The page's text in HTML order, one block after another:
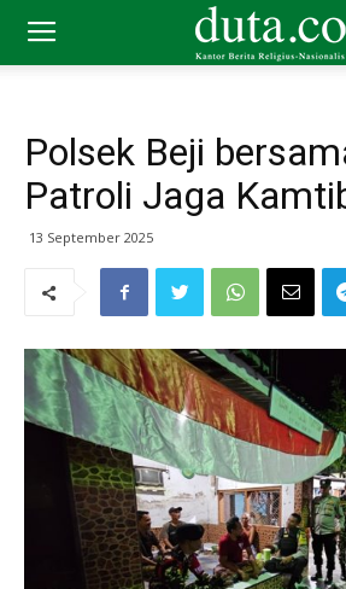
Polsek Beji
Patroli Jaga
13 September 2025